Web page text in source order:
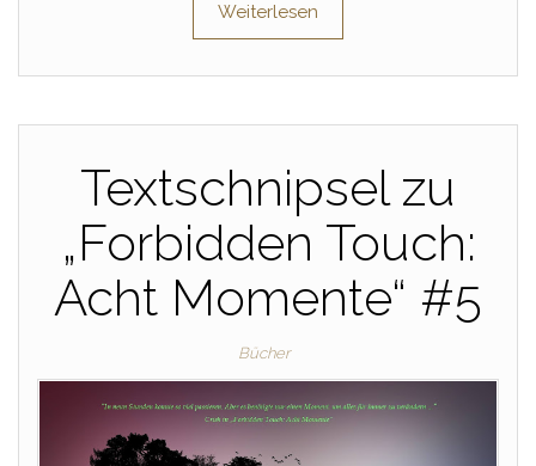
Weiterlesen
Textschnipsel zu
„Forbidden Touch:
Acht Momente“ #5
Bücher